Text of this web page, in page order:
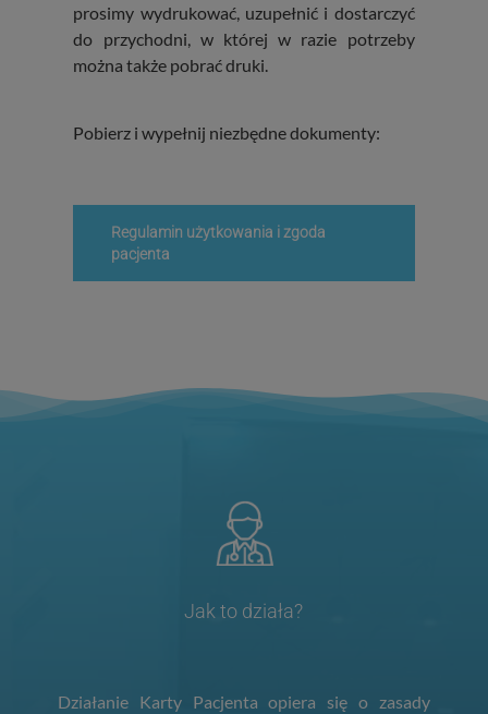
prosimy wydrukować, uzupełnić i dostarczyć
do przychodni, w której w razie potrzeby
można także pobrać druki.
Pobierz i wypełnij niezbędne dokumenty:
Regulamin użytkowania i zgoda
pacjenta
Jak to działa?
Działanie Karty Pacjenta opiera się o zasady